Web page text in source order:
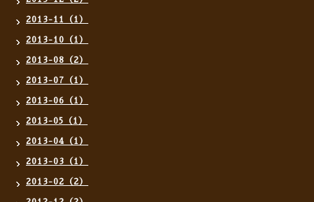
2013-11（1）
2013-10（1）
2013-08（2）
2013-07（1）
2013-06（1）
2013-05（1）
2013-04（1）
2013-03（1）
2013-02（2）